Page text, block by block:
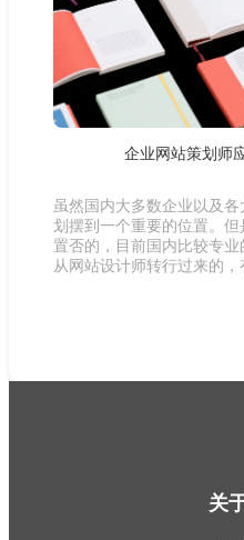
企业网站策划师
虽然国内大多数企业以及
划摆到一个重要的位置。但
置否的，目前国内比较专
从网站设计师转行过来的，
关